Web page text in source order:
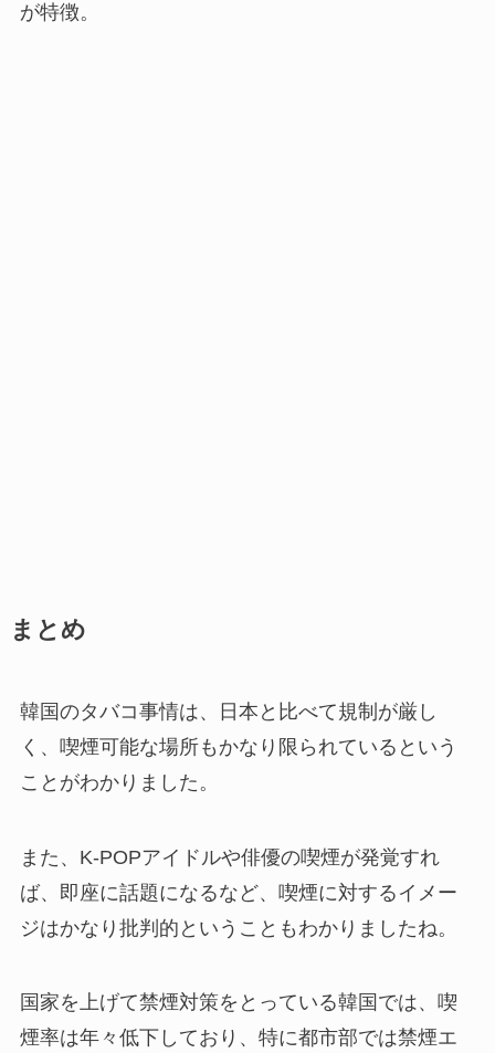
が特徴。
まとめ
韓国のタバコ事情は、日本と比べて規制が厳し
く、喫煙可能な場所もかなり限られているという
ことがわかりました。
また、K-POPアイドルや俳優の喫煙が発覚すれ
ば、即座に話題になるなど、喫煙に対するイメー
ジはかなり批判的ということもわかりましたね。
国家を上げて禁煙対策をとっている韓国では、喫
煙率は年々低下しており、特に都市部では禁煙エ